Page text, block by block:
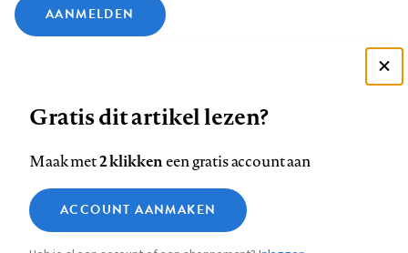
AANMELDEN
ons
op
Facebook
ons
op
LinkedIn
ons
op
Bluesky
ons
op
Instagram
ons
op
YouTube
ons
Footer
Contact Colofon Disclaimer Privacy
Medische vragen verdienen
betrouwbare antwoorden
Zie onze cookie policy
Analytische cookies
Gratis dit artikel lezen?
Maak met2 klikkeneen gratis account aan
ACCOUNT AANMAKEN